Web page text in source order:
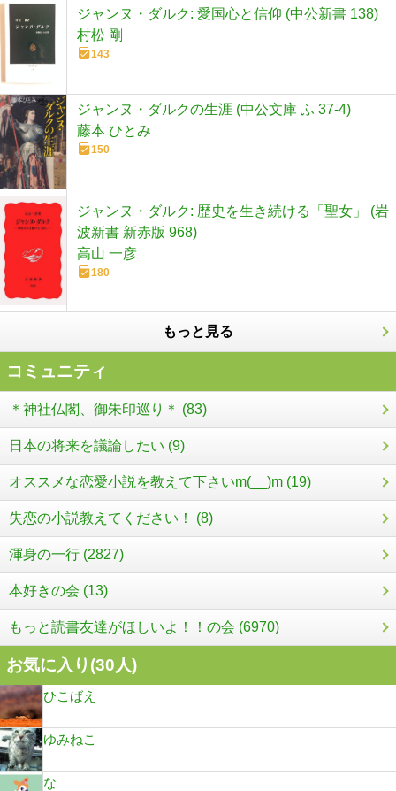
ジャンヌ・ダルク: 愛国心と信仰 (中公新書 138)
村松 剛
143
ジャンヌ・ダルクの生涯 (中公文庫 ふ 37-4)
藤本 ひとみ
150
ジャンヌ・ダルク: 歴史を生き続ける「聖女」 (岩
波新書 新赤版 968)
高山 一彦
180
もっと見る
コミュニティ
＊神社仏閣、御朱印巡り＊ (83)
日本の将来を議論したい (9)
オススメな恋愛小説を教えて下さいm(__)m (19)
失恋の小説教えてください！ (8)
渾身の一行 (2827)
本好きの会 (13)
もっと読書友達がほしいよ！！の会 (6970)
お気に入り(30人)
ひこばえ
ゆみねこ
な